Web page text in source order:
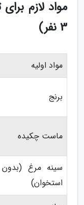
3 نفر)
مواد اولیه
برنج
ماست چکیده
سینه مرغ
استخوان)